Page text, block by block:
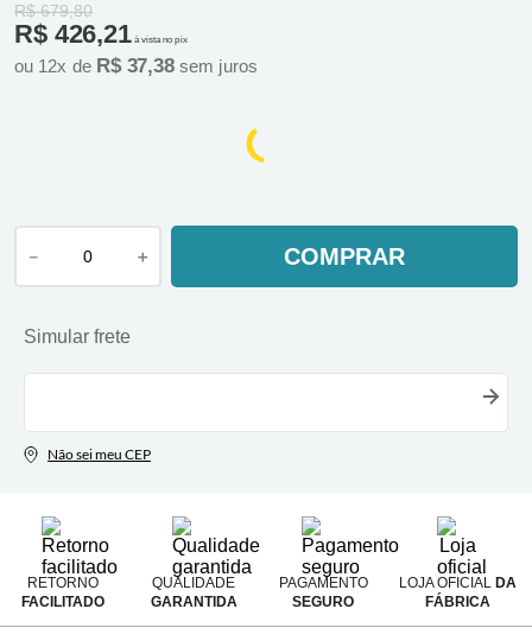
R$ 679,80
R$ 426,21 à vista no pix
ou 12x de R$ 37,38 sem juros
＋
－ COMPRAR
RETORNO
FACILITADO
QUALIDADE
GARANTIDA
PAGAMENTO
SEGURO
LOJA OFICIAL DA
FÁBRICA